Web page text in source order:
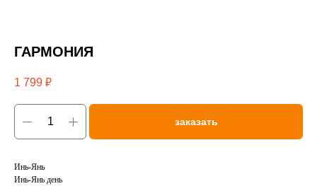
ГАРМОНИЯ
1 799 ₽
заказать
Инь-Янь
Инь-Янь день